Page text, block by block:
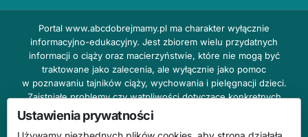
Portal www.abcdobrejmamy.pl ma charakter wyłącznie
informacyjno-edukacyjny. Jest zbiorem wielu przydatnych
informacji o ciąży oraz macierzyństwie, które nie mogą być
traktowane jako zalecenia, ale wyłącznie jako pomoc
w poznawaniu tajników ciąży, wychowania i pielęgnacji dzieci.
Zaistniałe problemy czy wątpliwości dotyczące konkretnych
przypadków należy bezzwłocznie konsultować z prowadzącym
lekarzem ginekologiem lub innym stosownym specjalistą w danej
Ustawienia prywatności